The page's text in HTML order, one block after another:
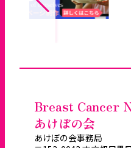
Breast Cancer
あけぼの会
あけぼの会事務局